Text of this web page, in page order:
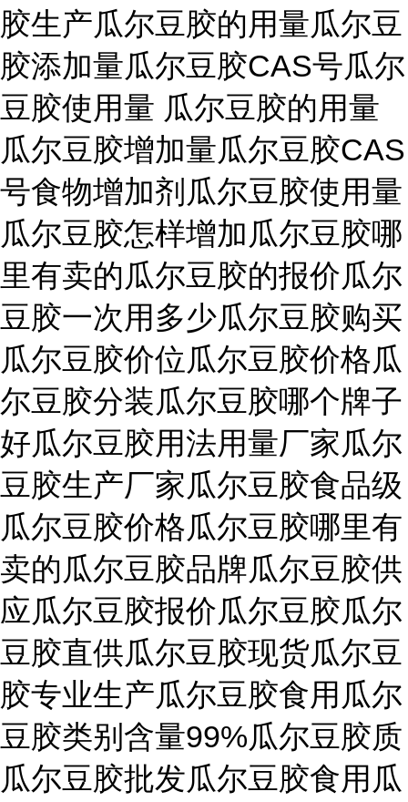
胶生产瓜尔豆胶的用量瓜尔豆
胶添加量瓜尔豆胶CAS号瓜尔
豆胶使用量 瓜尔豆胶的用量
瓜尔豆胶增加量瓜尔豆胶CAS
号食物增加剂瓜尔豆胶使用量
瓜尔豆胶怎样增加瓜尔豆胶哪
里有卖的瓜尔豆胶的报价瓜尔
豆胶一次用多少瓜尔豆胶购买
瓜尔豆胶价位瓜尔豆胶价格瓜
尔豆胶分装瓜尔豆胶哪个牌子
好瓜尔豆胶用法用量厂家瓜尔
豆胶生产厂家瓜尔豆胶食品级
瓜尔豆胶价格瓜尔豆胶哪里有
卖的瓜尔豆胶品牌瓜尔豆胶供
应瓜尔豆胶报价瓜尔豆胶瓜尔
豆胶直供瓜尔豆胶现货瓜尔豆
胶专业生产瓜尔豆胶食用瓜尔
豆胶类别含量99%瓜尔豆胶质
瓜尔豆胶批发瓜尔豆胶食用瓜